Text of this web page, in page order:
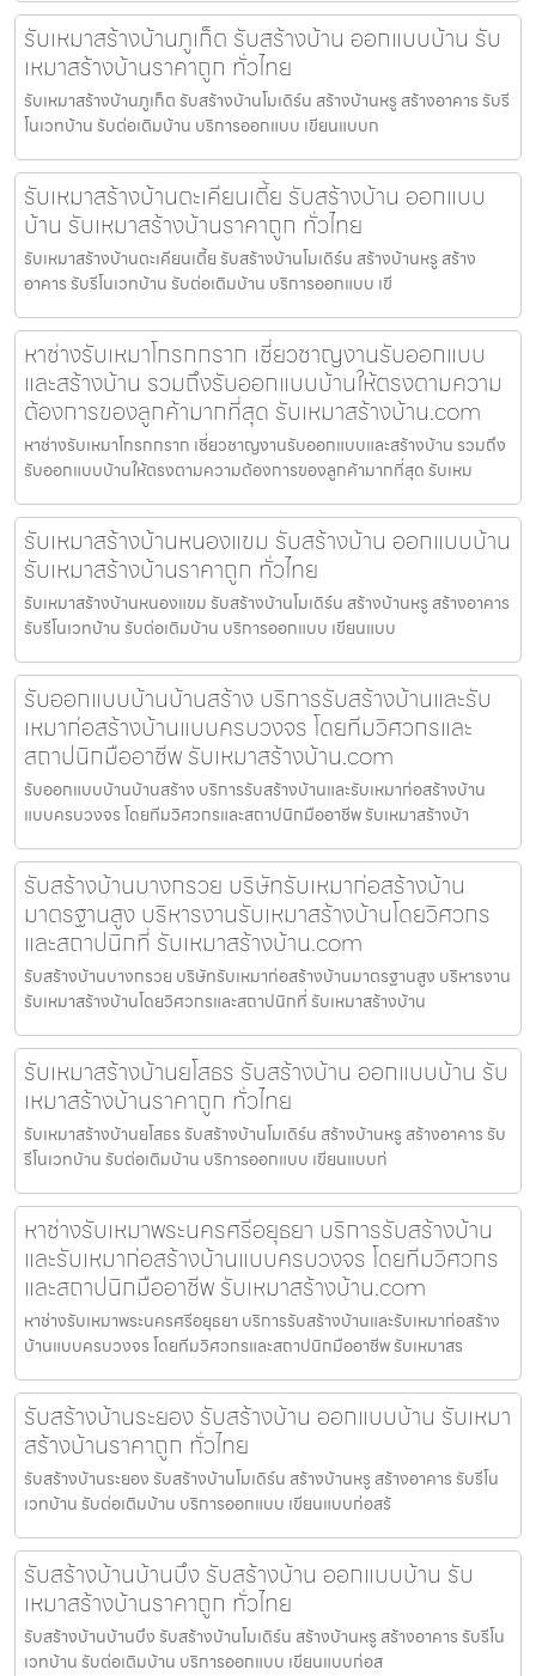
รับเหมาสร้างบ้านภูเก็ต รับสร้างบ้าน ออกแบบบ้าน รับ
เหมาสร้างบ้านราคาถูก ทั่วไทย
รับเหมาสร้างบ้านภูเก็ต รับสร้างบ้านโมเดิร์น สร้างบ้านหรู สร้างอาคาร รับรี
โนเวทบ้าน รับต่อเติมบ้าน บริการออกแบบ เขียนแบบก
รับเหมาสร้างบ้านตะเคียนเตี้ย รับสร้างบ้าน ออกแบบ
บ้าน รับเหมาสร้างบ้านราคาถูก ทั่วไทย
รับเหมาสร้างบ้านตะเคียนเตี้ย รับสร้างบ้านโมเดิร์น สร้างบ้านหรู สร้าง
อาคาร รับรีโนเวทบ้าน รับต่อเติมบ้าน บริการออกแบบ เขี
หาช่างรับเหมาโกรกกราก เชี่ยวชาญงานรับออกแบบ
และสร้างบ้าน รวมถึงรับออกแบบบ้านให้ตรงตามความ
ต้องการของลูกค้ามากที่สุด รับเหมาสร้างบ้าน.com
หาช่างรับเหมาโกรกกราก เชี่ยวชาญงานรับออกแบบและสร้างบ้าน รวมถึง
รับออกแบบบ้านให้ตรงตามความต้องการของลูกค้ามากที่สุด รับเหม
รับเหมาสร้างบ้านหนองแขม รับสร้างบ้าน ออกแบบบ้าน
รับเหมาสร้างบ้านราคาถูก ทั่วไทย
รับเหมาสร้างบ้านหนองแขม รับสร้างบ้านโมเดิร์น สร้างบ้านหรู สร้างอาคาร
รับรีโนเวทบ้าน รับต่อเติมบ้าน บริการออกแบบ เขียนแบบ
รับออกแบบบ้านบ้านสร้าง บริการรับสร้างบ้านและรับ
เหมาก่อสร้างบ้านแบบครบวงจร โดยทีมวิศวกรและ
สถาปนิกมืออาชีพ รับเหมาสร้างบ้าน.com
รับออกแบบบ้านบ้านสร้าง บริการรับสร้างบ้านและรับเหมาก่อสร้างบ้าน
แบบครบวงจร โดยทีมวิศวกรและสถาปนิกมืออาชีพ รับเหมาสร้างบ้า
รับสร้างบ้านบางกรวย บริษัทรับเหมาก่อสร้างบ้าน
มาตรฐานสูง บริหารงานรับเหมาสร้างบ้านโดยวิศวกร
และสถาปนิกที่ รับเหมาสร้างบ้าน.com
รับสร้างบ้านบางกรวย บริษัทรับเหมาก่อสร้างบ้านมาตรฐานสูง บริหารงาน
รับเหมาสร้างบ้านโดยวิศวกรและสถาปนิกที่ รับเหมาสร้างบ้าน
รับเหมาสร้างบ้านยโสธร รับสร้างบ้าน ออกแบบบ้าน รับ
เหมาสร้างบ้านราคาถูก ทั่วไทย
รับเหมาสร้างบ้านยโสธร รับสร้างบ้านโมเดิร์น สร้างบ้านหรู สร้างอาคาร รับ
รีโนเวทบ้าน รับต่อเติมบ้าน บริการออกแบบ เขียนแบบก่
หาช่างรับเหมาพระนครศรีอยุธยา บริการรับสร้างบ้าน
และรับเหมาก่อสร้างบ้านแบบครบวงจร โดยทีมวิศวกร
และสถาปนิกมืออาชีพ รับเหมาสร้างบ้าน.com
หาช่างรับเหมาพระนครศรีอยุธยา บริการรับสร้างบ้านและรับเหมาก่อสร้าง
บ้านแบบครบวงจร โดยทีมวิศวกรและสถาปนิกมืออาชีพ รับเหมาสร
รับสร้างบ้านระยอง รับสร้างบ้าน ออกแบบบ้าน รับเหมา
สร้างบ้านราคาถูก ทั่วไทย
รับสร้างบ้านระยอง รับสร้างบ้านโมเดิร์น สร้างบ้านหรู สร้างอาคาร รับรีโน
เวทบ้าน รับต่อเติมบ้าน บริการออกแบบ เขียนแบบก่อสร้
รับสร้างบ้านบ้านบึง รับสร้างบ้าน ออกแบบบ้าน รับ
เหมาสร้างบ้านราคาถูก ทั่วไทย
รับสร้างบ้านบ้านบึง รับสร้างบ้านโมเดิร์น สร้างบ้านหรู สร้างอาคาร รับรีโน
เวทบ้าน รับต่อเติมบ้าน บริการออกแบบ เขียนแบบก่อส